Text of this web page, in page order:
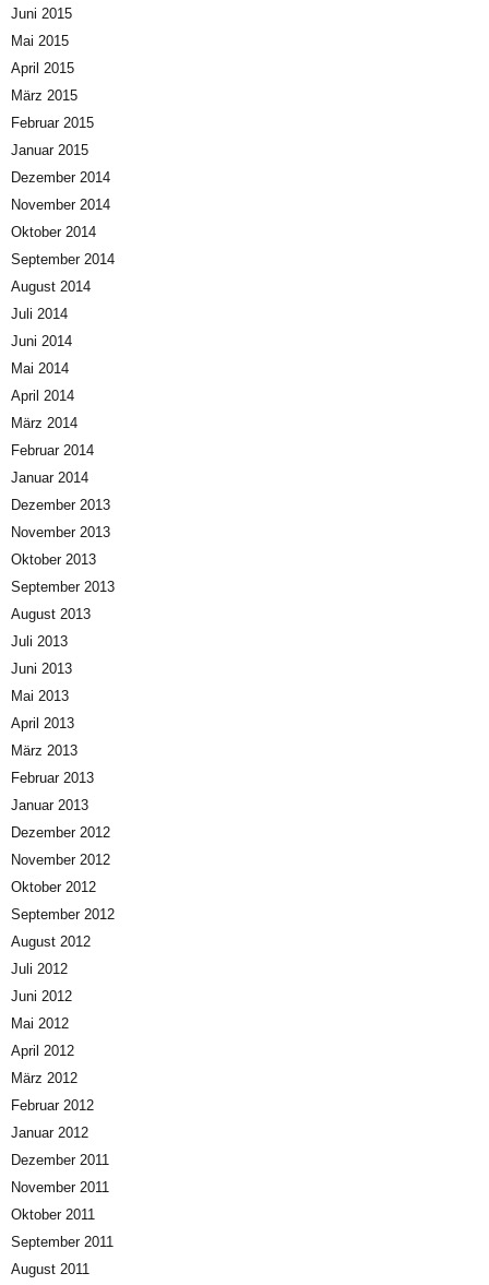
Juni 2015
Mai 2015
April 2015
März 2015
Februar 2015
Januar 2015
Dezember 2014
November 2014
Oktober 2014
September 2014
August 2014
Juli 2014
Juni 2014
Mai 2014
April 2014
März 2014
Februar 2014
Januar 2014
Dezember 2013
November 2013
Oktober 2013
September 2013
August 2013
Juli 2013
Juni 2013
Mai 2013
April 2013
März 2013
Februar 2013
Januar 2013
Dezember 2012
November 2012
Oktober 2012
September 2012
August 2012
Juli 2012
Juni 2012
Mai 2012
April 2012
März 2012
Februar 2012
Januar 2012
Dezember 2011
November 2011
Oktober 2011
September 2011
August 2011